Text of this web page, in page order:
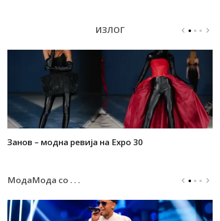
ИЗЛОГ
Занов – модна ревија на Expo 30
МодаМода со . . .